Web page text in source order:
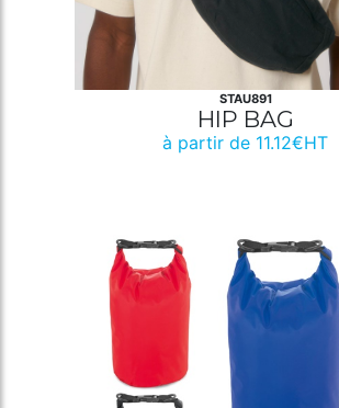
STAU891
HIP BAG
à partir de 11.12€HT